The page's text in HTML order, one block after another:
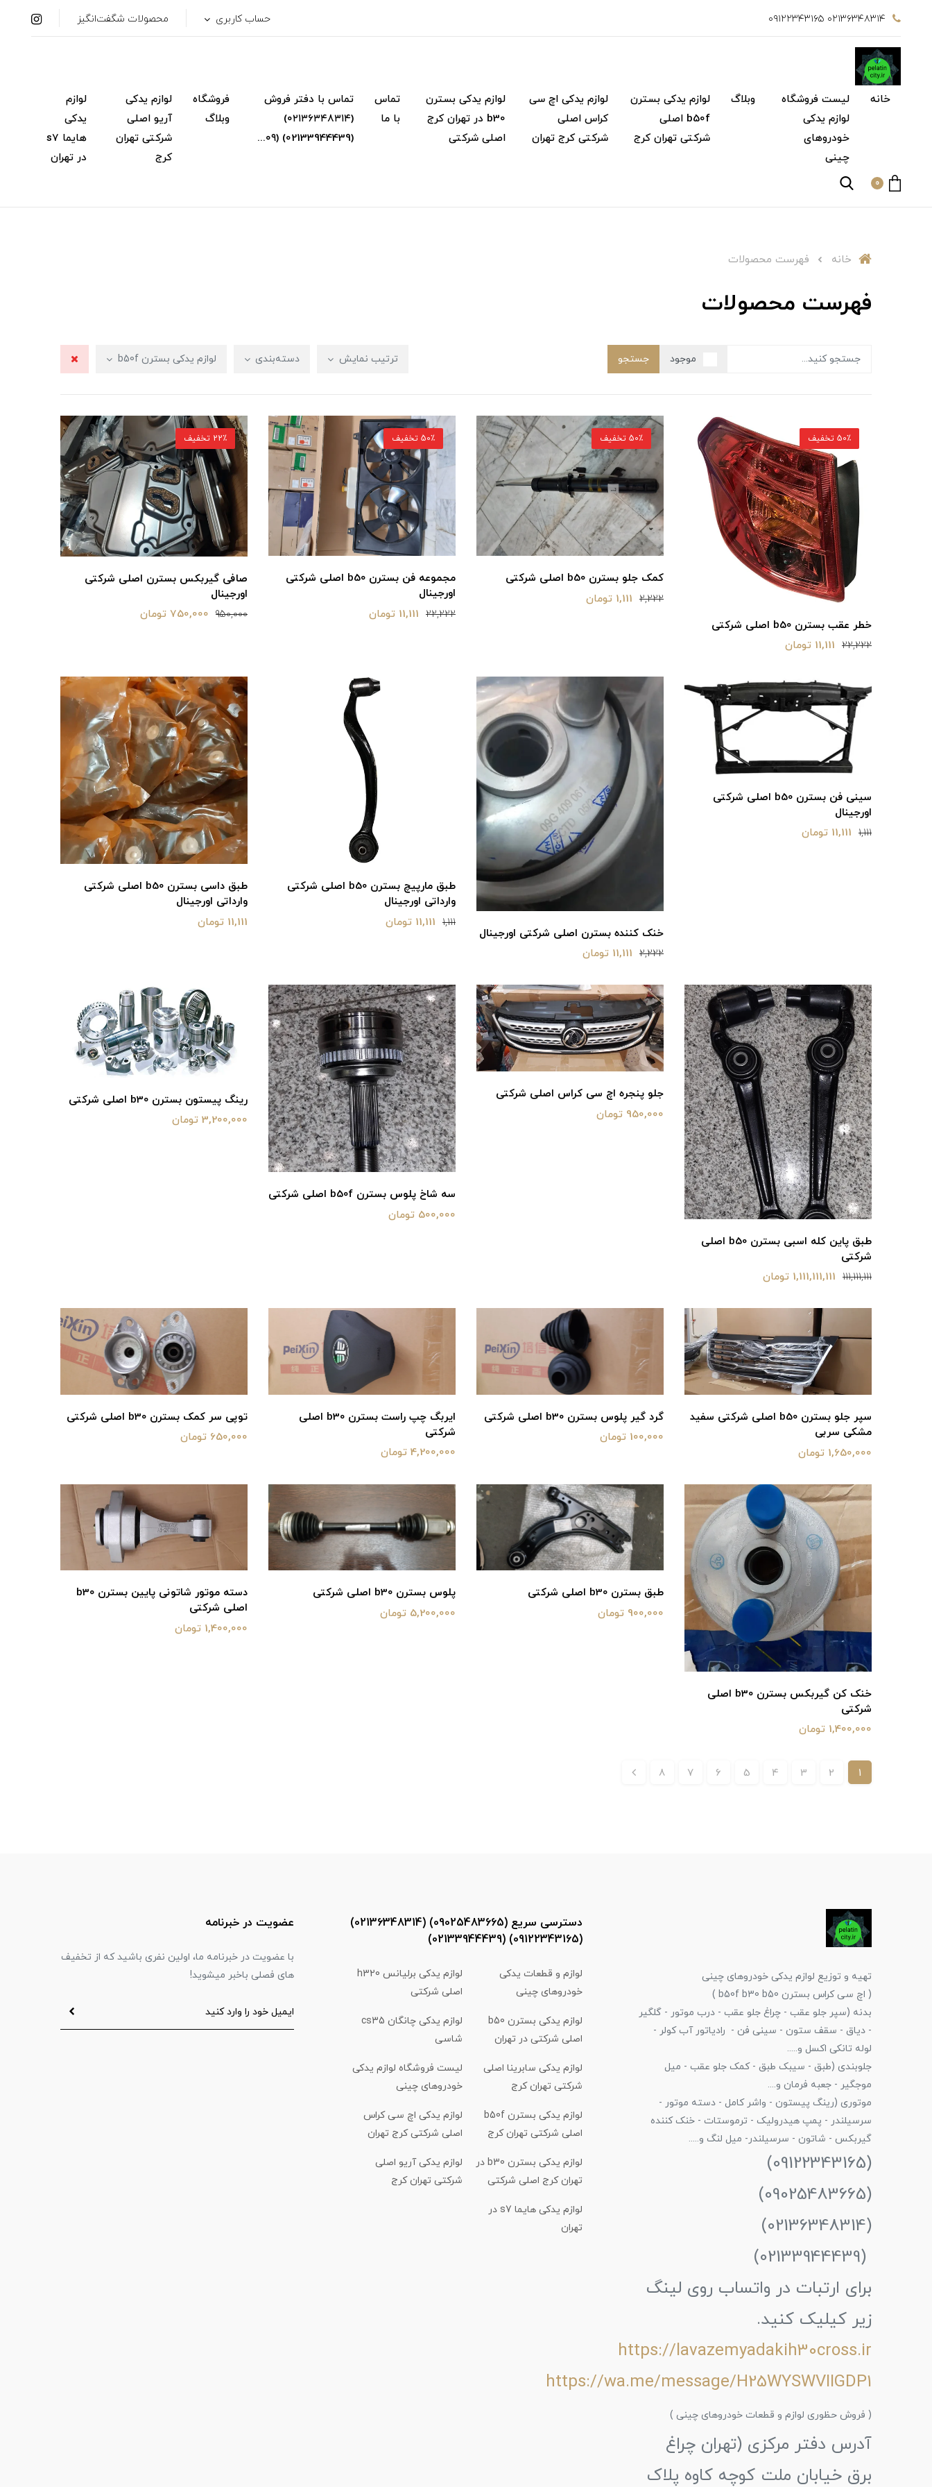
۰۲۱۳۶۳۴۸۳۱۴ ۰۹۱۲۲۳۴۳۱۶۵ حساب کاربری محصولات شگفت‌انگیز
خانه
لیست فروشگاه
لوازم یدکی
خودروهای
چینی
وبلاگ
لوازم یدکی بسترن
b50f اصلی
شرکتی تهران کرج
لوازم یدکی اچ سی
کراس اصلی
شرکتی کرج تهران
لوازم یدکی بسترن
b30 در تهران کرج
اصلی شرکتی
تماس
با ما
تماس با دفتر فروش
(۰۲۱۳۶۳۴۸۳۱۴)
(02133944439) (۰۹...
فروشگاه
وبلاگ
لوازم یدکی
آریو اصلی
شرکتی تهران
کرج
لوازم
یدکی
هایما s7
در تهران
0
خانه فهرست محصولات
فهرست محصولات
موجود جستجو ترتیب نمایش دسته‌بندی لوازم یدکی بسترن b50f
خطر عقب بسترن b50 اصلی شرکتی
22,222 11,111 تومان
50٪ تخفیف
کمک جلو بسترن b50 اصلی شرکتی
2,222 1,111 تومان
50٪ تخفیف
مجموعه فن بسترن b50 اصلی شرکتی
اورجینال
22,222 11,111 تومان
50٪ تخفیف
صافی گیربکس بسترن اصلی شرکتی
اورجینال
950,000 750,000 تومان
22٪ تخفیف
سینی فن بسترن b50 اصلی شرکتی
اورجینال
1,111 11,111 تومان
خنک کننده بسترن اصلی شرکتی اورجینال
2,222 11,111 تومان
طبق مارپیچ بسترن b50 اصلی شرکتی
وارداتی اورجینال
1,111 11,111 تومان
طبق داسی بسترن b50 اصلی شرکتی
وارداتی اورجینال
11,111 تومان
طبق پاین کله اسبی بسترن b50 اصلی
شرکتی
111,111,111 1,111,111,111 تومان
جلو پنجره اچ سی کراس اصلی شرکتی
950,000 تومان
سه شاخ پلوس بسترن b50f اصلی شرکتی
500,000 تومان
رینگ پیستون بسترن b30 اصلی شرکتی
3,200,000 تومان
سپر جلو بسترن b50 اصلی شرکتی سفید
مشکی سربی
1,650,000 تومان
گرد گیر پلوس بسترن b30 اصلی شرکتی
100,000 تومان
ایربگ چپ راست بسترن b30 اصلی
شرکتی
4,200,000 تومان
توپی سر کمک بسترن b30 اصلی شرکتی
650,000 تومان
خنک کن گیربکس بسترن b30 اصلی
شرکتی
1,400,000 تومان
طبق بسترن b30 اصلی شرکتی
900,000 تومان
پلوس بسترن b30 اصلی شرکتی
5,200,000 تومان
دسته موتور شاتونی پایین بسترن b30
اصلی شرکتی
1,400,000 تومان
1
2
3
4
5
6
7
8
تهیه و توزیع لوازم یدکی خودروهای چینی
( اچ سی کراس بسترن b50f b30 b50 )
بدنه (سپر جلو عقب - چراغ جلو عقب - درب موتور - گلگیر
- دیاق - سقف ستون - سینی فن - رادیاتور آب کولر -
لوله تانکی اکسل و.....
جلوبندی (طبق - سیبک طبق - کمک جلو عقب - میل
موجگیر - جعبه فرمان و....
موتوری (رینگ پیستون - واشر کامل - دسته موتور -
سرسیلندر - پمپ هیدرولیک - ترموستات - خنک کننده
گیربکس - شاتون - سرسیلندر- میل لنگ و.....
(09122343165)
(09025483665)
(02136348314)
(02133944439)
برای ارتبات در واتساب روی لینگ
زیر کیلیک کنید.
https://lavazemyadakih30cross.ir
https://wa.me/message/H25WYSWVIIGDP1
( فروش حظوری لوازم و قطعات خودروهای چینی )
آدرس دفتر مرکزی (تهران چراغ
برق خیابان ملت کوچه کاوه پلاک
دسترسی سریع (09025483665) (02136348314)
(09122343165) (02133944439)
لوازم و قطعات یدکی
خودروهای چینی
لوازم یدکی برلیانس h320
اصلی شرکتی
لوازم یدکی بسترن b50
اصلی شرکتی در تهران
لوازم یدکی چانگان cs35
شاسی
لوازم یدکی سابرینا اصلی
شرکتی تهران کرج
لیست فروشگاه لوازم یدکی
خودروهای چینی
لوازم یدکی بسترن b50f
اصلی شرکتی تهران کرج
لوازم یدکی اچ سی کراس
اصلی شرکتی کرج تهران
لوازم یدکی بسترن b30 در
تهران کرج اصلی شرکتی
لوازم یدکی آریو اصلی
شرکتی تهران کرج
لوازم یدکی هایما s7 در
تهران
عضویت در خبرنامه
با عضویت در خبرنامه ما، اولین نفری باشید که از تخفیف
های فصلی باخبر میشوید!